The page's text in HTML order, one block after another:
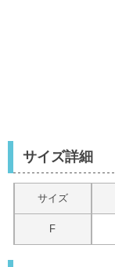
サイズ詳細
サイズ
F